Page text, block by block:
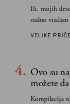
Ili, mojih
stalno
VELIKE PRIČE
Ovo su
možete
Kompilacija